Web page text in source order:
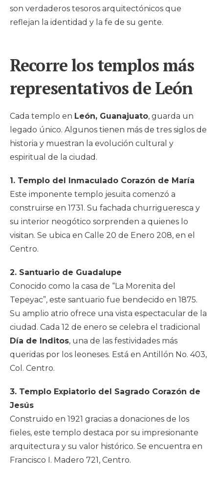
son verdaderos tesoros arquitectónicos que
reflejan la identidad y la fe de su gente.
Recorre los templos más
representativos de León
Cada templo en León, Guanajuato, guarda un
legado único. Algunos tienen más de tres siglos de
historia y muestran la evolución cultural y
espiritual de la ciudad.
1. Templo del Inmaculado Corazón de María
Este imponente templo jesuita comenzó a
construirse en 1731. Su fachada churrigueresca y
su interior neogótico sorprenden a quienes lo
visitan. Se ubica en Calle 20 de Enero 208, en el
Centro.
2. Santuario de Guadalupe
Conocido como la casa de “La Morenita del
Tepeyac”, este santuario fue bendecido en 1875.
Su amplio atrio ofrece una vista espectacular de la
ciudad. Cada 12 de enero se celebra el tradicional
Día de Inditos, una de las festividades más
queridas por los leoneses. Está en Antillón No. 403,
Col. Centro.
3. Templo Expiatorio del Sagrado Corazón de
Jesús
Construido en 1921 gracias a donaciones de los
fieles, este templo destaca por su impresionante
arquitectura y su valor histórico. Se encuentra en
Francisco I. Madero 721, Centro.